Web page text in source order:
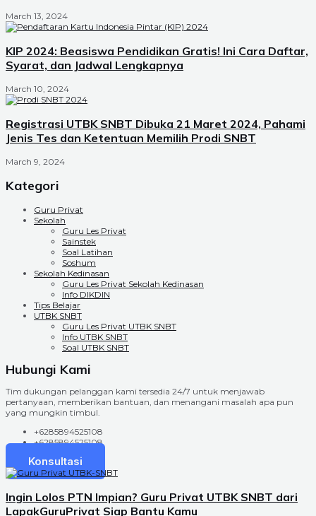
March 13, 2024
KIP 2024: Beasiswa Pendidikan Gratis! Ini Cara Daftar,
Syarat, dan Jadwal Lengkapnya
March 10, 2024
Registrasi UTBK SNBT Dibuka 21 Maret 2024, Pahami
Jenis Tes dan Ketentuan Memilih Prodi SNBT
March 9, 2024
Kategori
Guru Privat
Sekolah
Guru Les Privat
Sainstek
Soal Latihan
Soshum
Sekolah Kedinasan
Guru Les Privat Sekolah Kedinasan
Info DIKDIN
Tips Belajar
UTBK SNBT
Guru Les Privat UTBK SNBT
Info UTBK SNBT
Soal UTBK SNBT
Hubungi Kami
Tim dukungan pelanggan kami tersedia 24/7 untuk menjawab
pertanyaan, memberikan bantuan, dan menangani masalah apa pun
yang mungkin timbul.
+6285894525108
+6285894525108
Konsultasi
Ingin Lolos PTN Impian? Guru Privat UTBK SNBT dari
LapakGuruPrivat Siap Bantu Kamu